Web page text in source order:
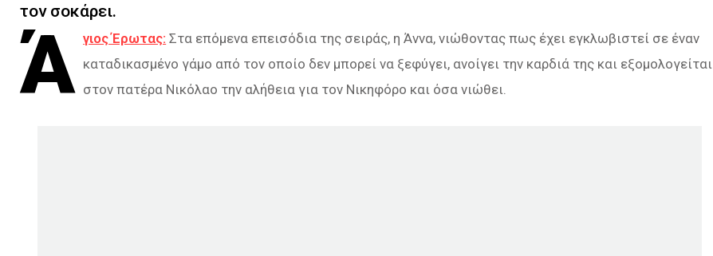
τον σοκάρει.
Ά γιος Έρωτας: Στα επόμενα επεισόδια της σειράς, η Άννα, νιώθοντας πως έχει εγκλωβιστεί σε έναν
καταδικασμένο γάμο από τον οποίο δεν μπορεί να ξεφύγει, ανοίγει την καρδιά της και εξομολογείται
στον πατέρα Νικόλαο την αλήθεια για τον Νικηφόρο και όσα νιώθει.